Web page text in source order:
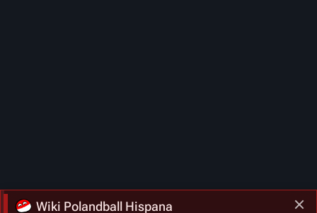
Wiki Polandball Hispana